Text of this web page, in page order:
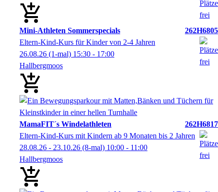
Mini-Athleten Sommerspecials
262H6805
Eltern-Kind-Kurs für Kinder von 2-4 Jahren
26.08.26 (1-mal) 15:30 - 17:00
Hallbergmoos
MamaFIT´s Windelathleten
262H6817
Eltern-Kind-Kurs mit Kindern ab 9 Monaten bis 2 Jahren
28.08.26 - 23.10.26 (8-mal) 10:00 - 11:00
Hallbergmoos